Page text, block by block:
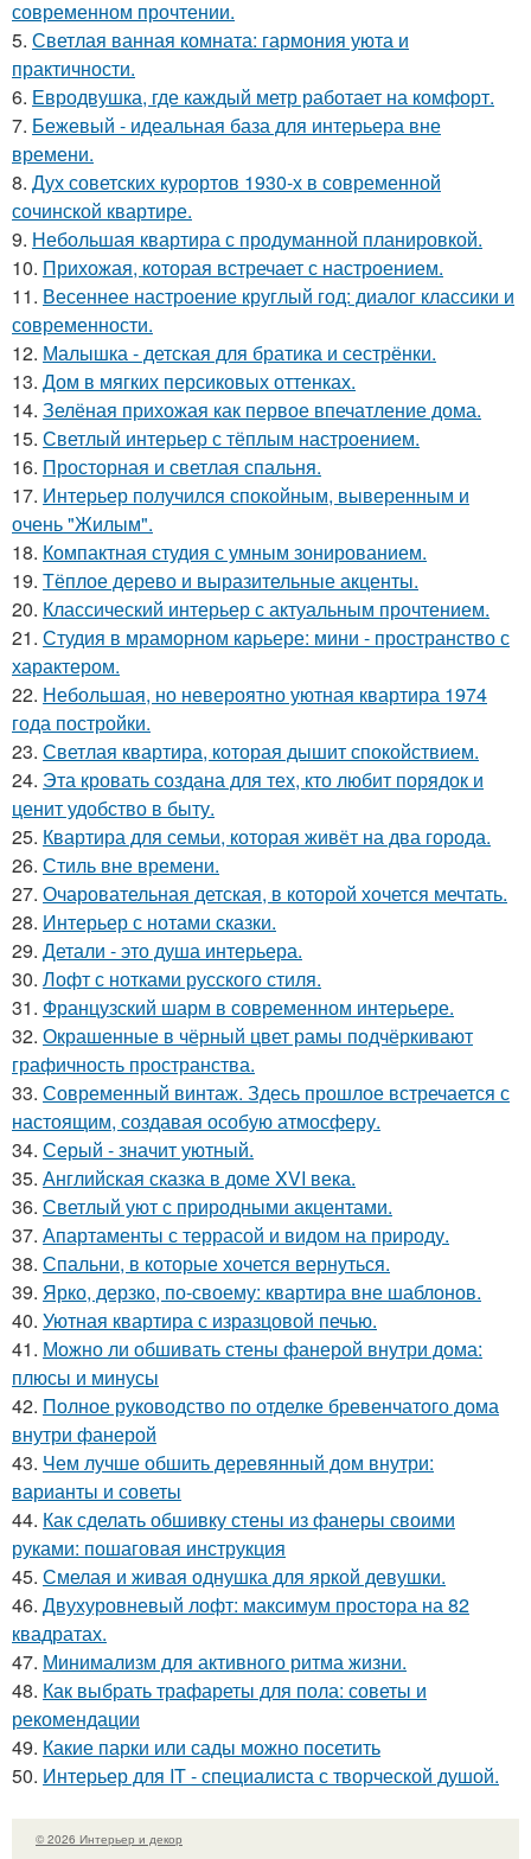
современном прочтении.
5. Светлая ванная комната: гармония уюта и
практичности.
6. Евродвушка, где каждый метр работает на комфорт.
7. Бежевый - идеальная база для интерьера вне
времени.
8. Дух советских курортов 1930-х в современной
сочинской квартире.
9. Небольшая квартира с продуманной планировкой.
10. Прихожая, которая встречает с настроением.
11. Весеннее настроение круглый год: диалог классики и
современности.
12. Малышка - детская для братика и сестрёнки.
13. Дом в мягких персиковых оттенках.
14. Зелёная прихожая как первое впечатление дома.
15. Светлый интерьер с тёплым настроением.
16. Просторная и светлая спальня.
17. Интерьер получился спокойным, выверенным и
очень "Жилым".
18. Компактная студия с умным зонированием.
19. Тёплое дерево и выразительные акценты.
20. Классический интерьер с актуальным прочтением.
21. Студия в мраморном карьере: мини - пространство с
характером.
22. Небольшая, но невероятно уютная квартира 1974
года постройки.
23. Светлая квартира, которая дышит спокойствием.
24. Эта кровать создана для тех, кто любит порядок и
ценит удобство в быту.
25. Квартира для семьи, которая живёт на два города.
26. Стиль вне времени.
27. Очаровательная детская, в которой хочется мечтать.
28. Интерьер с нотами сказки.
29. Детали - это душа интерьера.
30. Лофт с нотками русского стиля.
31. Французский шарм в современном интерьере.
32. Окрашенные в чёрный цвет рамы подчёркивают
графичность пространства.
33. Современный винтаж. Здесь прошлое встречается с
настоящим, создавая особую атмосферу.
34. Серый - значит уютный.
35. Английская сказка в доме XVI века.
36. Светлый уют с природными акцентами.
37. Апартаменты с террасой и видом на природу.
38. Спальни, в которые хочется вернуться.
39. Ярко, дерзко, по-своему: квартира вне шаблонов.
40. Уютная квартира с изразцовой печью.
41. Можно ли обшивать стены фанерой внутри дома:
плюсы и минусы
42. Полное руководство по отделке бревенчатого дома
внутри фанерой
43. Чем лучше обшить деревянный дом внутри:
варианты и советы
44. Как сделать обшивку стены из фанеры своими
руками: пошаговая инструкция
45. Смелая и живая однушка для яркой девушки.
46. Двухуровневый лофт: максимум простора на 82
квадратах.
47. Минимализм для активного ритма жизни.
48. Как выбрать трафареты для пола: советы и
рекомендации
49. Какие парки или сады можно посетить
50. Интерьер для IT - специалиста с творческой душой.
© 2026 Интерьер и декор